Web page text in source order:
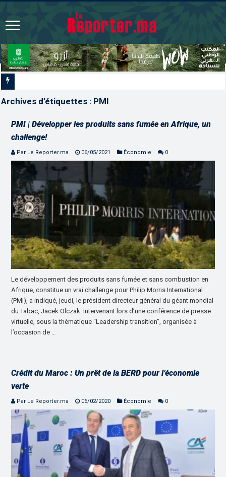
Archives d’étiquettes : PMI
PMI | Développer les produits sans fumée en Afrique, un
challenge!
Par Le Reporter.ma 06/05/2021 Économie 0
Le développement des produits sans fumée et sans combustion en
Afrique, constitue un vrai challenge pour Philip Morris International
(PMI), a indiqué, jeudi, le président directeur général du géant mondial
du Tabac, Jacek Olczak. Intervenant lors d’une conférence de presse
virtuelle, sous la thématique “Leadership transition”, organisée à
l’occasion de …
Crédit du Maroc : Un prêt de la BERD pour l’économie
verte
Par Le Reporter.ma 06/02/2020 Économie 0